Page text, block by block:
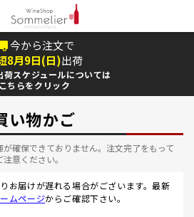
今から注文で
8月9日(日)出荷
荷スケジュールについては
こちらをクリック
い物かご
確保できておりません。注文完了をもって
意ください。
お届けが遅れる場合がございます。最新
ムページからご確認下さい。